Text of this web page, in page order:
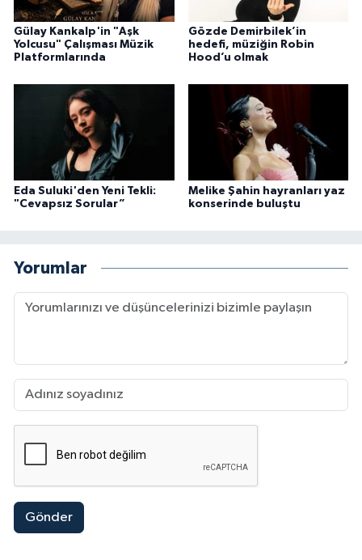
Gülay Kankalp'in "Aşk
Yolcusu" Çalışması Müzik
Platformlarında
Gözde Demirbilek’in
hedefi, müziğin Robin
Hood’u olmak
Eda Suluki'den Yeni Tekli:
"Cevapsız Sorular”
Melike Şahin hayranları yaz
konserinde buluştu
Yorumlar
Gönder